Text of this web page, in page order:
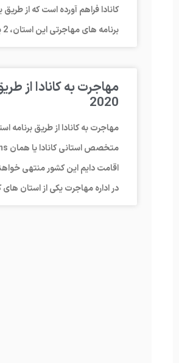
کانادا فراهم آورده است که از طریق
برنامه های مهاجرتی این استان، 2 برنامه بسیار پرطرفدار وجود
مهاجرت به کانادا از
2020
اقامت دایم این کشور منتهی
در اداره مهاجرت یکی از استان های